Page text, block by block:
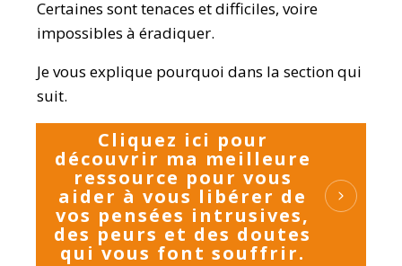
Certaines sont tenaces et difficiles, voire
impossibles à éradiquer.
Je vous explique pourquoi dans la section qui
suit.
Cliquez ici pour
découvrir ma meilleure
ressource pour vous
aider à vous libérer de
vos pensées intrusives,
des peurs et des doutes
qui vous font souffrir.